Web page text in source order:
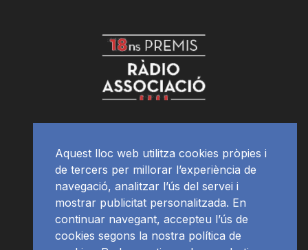
Aquest lloc web utilitza cookies pròpies i
de tercers per millorar l’experiència de
navegació, analitzar l’ús del servei i
mostrar publicitat personalitzada. En
continuar navegant, accepteu l’ús de
cookies segons la nostra política de